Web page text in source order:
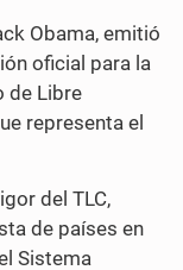
Obama, emitió
oficial para la
de Libre
representa el
del TLC,
de países en
Sistema